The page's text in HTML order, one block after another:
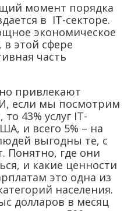
момент порядка
в IT-секторе.
экономическое
в этой сфере
часть
привлекают
если мы посмотрим
43% услуг IT-
и всего 5% – на
выгодны те, с
Понятно, где они
и какие ценности
это одна из
населения.
долларов в месяц